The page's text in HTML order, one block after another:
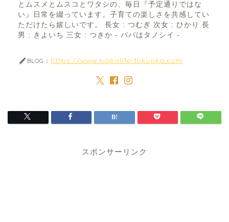
とムスメとムスコとワタシの、毎日『予定通りではな
い』日常を綴っています。子育ての楽しさを共感してい
ただけたら嬉しいです。 長女 : つむぎ 次女 : ひかり 長
男 : きよいち 三女 : つきか - パパはタノシイ -
BLOG： https://www.papalife-fukuoka.com
スポンサーリンク